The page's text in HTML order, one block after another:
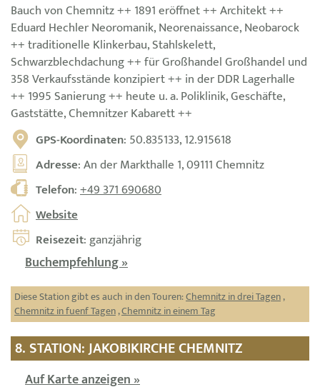
Bauch von Chemnitz ++ 1891 eröffnet ++ Architekt ++
Eduard Hechler Neoromanik, Neorenaissance, Neobarock
++ traditionelle Klinkerbau, Stahlskelett,
Schwarzblechdachung ++ für Großhandel Großhandel und
358 Verkaufsstände konzipiert ++ in der DDR Lagerhalle
++ 1995 Sanierung ++ heute u. a. Poliklinik, Geschäfte,
Gaststätte, Chemnitzer Kabarett ++
GPS-Koordinaten: 50.835133, 12.915618
Adresse: An der Markthalle 1, 09111 Chemnitz
Telefon:+49 371 690680
Website
Reisezeit: ganzjährig
Buchempfehlung »
Diese Station gibt es auch in den Touren:Chemnitz in drei Tagen,
Chemnitz in fuenf Tagen,Chemnitz in einem Tag
8. STATION: JAKOBIKIRCHE CHEMNITZ
Auf Karte anzeigen »